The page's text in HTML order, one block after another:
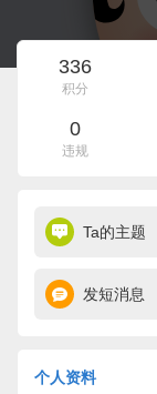
336
积分
0
违规
Ta的主题
发短消息
个人资料